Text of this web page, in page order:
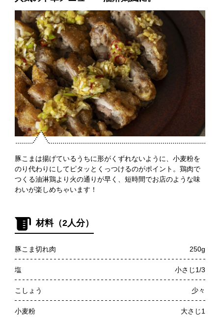
豚こまは揚げているうちに形がくずれないように、小麦粉を
のり代わりにしてピタッとくっつけるのがポイント。鶏肉で
つくる油淋鶏より火の通りが早く、短時間でお店のような味
わいが楽しめちゃいます！
材料（2人分）
豚こま切れ肉 250g
塩 小さじ1/3
こしょう 少々
小麦粉 大さじ1